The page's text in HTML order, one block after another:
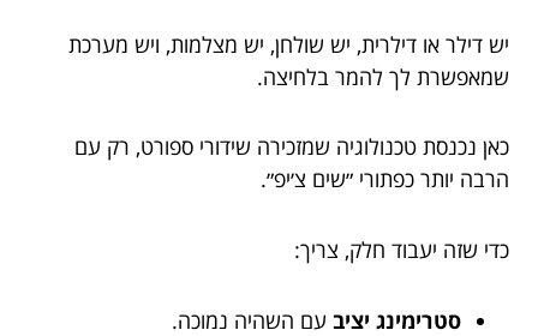
יש דילר או דילרית, יש שולחן, יש מצלמות, ויש מערכת
שמאפשרת לך להמר בלחיצה.
כאן נכנסת טכנולוגיה שמזכירה שידורי ספורט, רק עם
הרבה יותר כפתורי ״שים צ׳יפ״.
כדי שזה יעבוד חלק, צריך:
סטרימינג יציב עם השהיה נמוכה.